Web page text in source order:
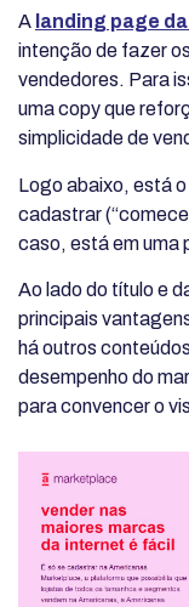
A landing page
intenção de fazer
vendedores. Para
uma copy que
simplicidade de
Logo abaixo, está
cadastrar
caso, está em uma
Ao lado do título e
principais
há outros
desempenho do
para convencer o